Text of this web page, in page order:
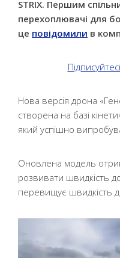
STRIX. Першим
перехоплювачі для
це повідомили в
Нова версія дрона
створена на базі
який успішно
Оновлена модель
розвивати швидкість
перевищує швидкість